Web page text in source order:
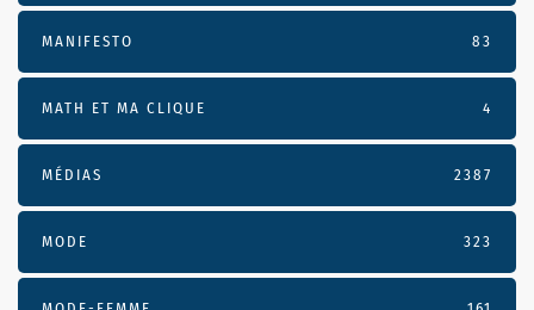
MANIFESTO 83
MATH ET MA CLIQUE 4
MÉDIAS 2387
MODE 323